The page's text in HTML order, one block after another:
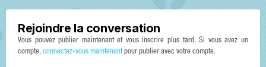
Rejoindre la conversation
Vous pouvez publier maintenant et vous inscrire plus tard. Si vous avez un
compte, connectez-vous maintenantpour publier avec votre compte.